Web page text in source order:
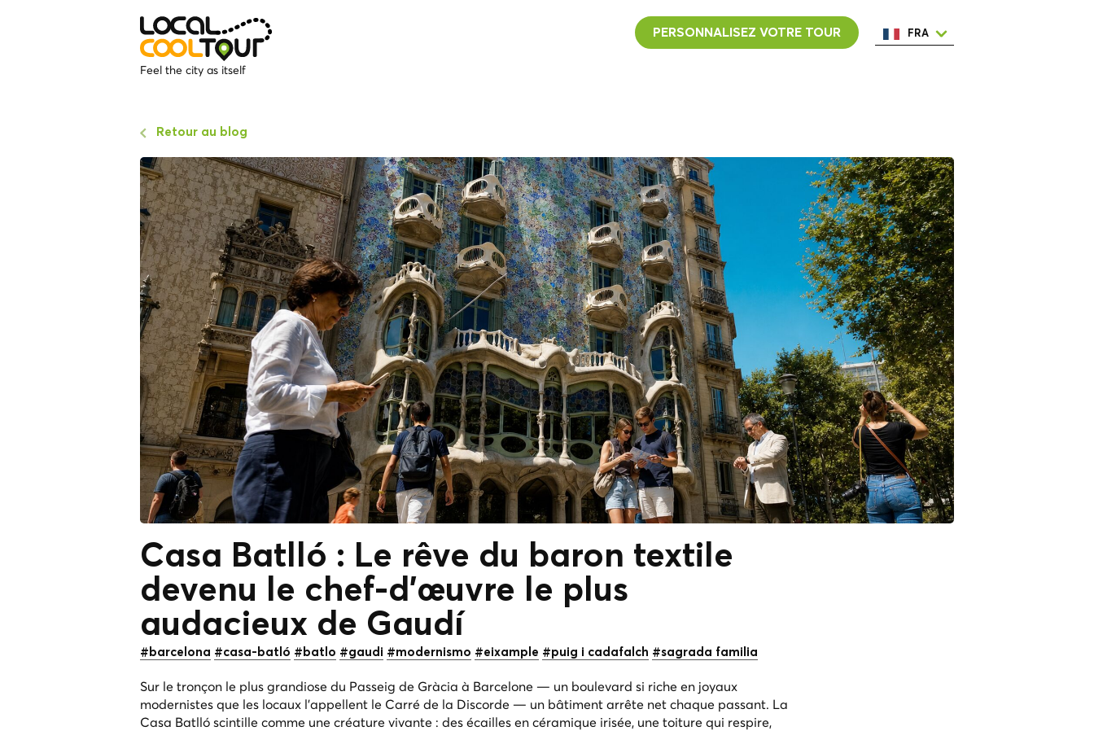
Feel the city as itself
PERSONNALISEZ VOTRE TOUR FRA
Retour au blog
Casa Batlló : Le rêve du baron textile
devenu le chef-d'œuvre
le plus
audacieux de Gaudí
#barcelona #casa-batló #batlo #gaudi #modernismo #eixample #puig i cadafalch #sagrada familia
Sur le tronçon le plus grandiose du Passeig de Gràcia à Barcelone — un boulevard si riche en joyaux
modernistes que les locaux l'appellent le Carré de la Discorde — un bâtiment arrête net chaque passant. La
Casa Batlló scintille comme une créature vivante : des écailles en céramique irisée, une toiture qui respire,